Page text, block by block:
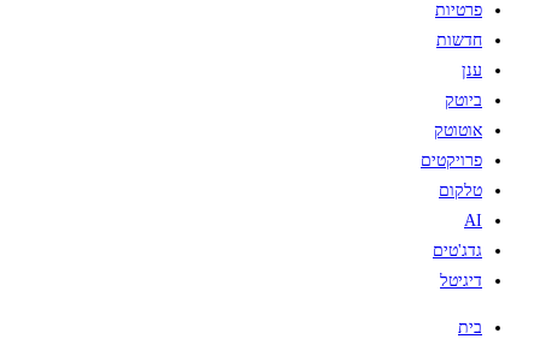
פרטיות
חדשות
ענן
ביוטק
אוטוטק
פרויקטים
טלקום
AI
גדג'טים
דיגיטל
בית